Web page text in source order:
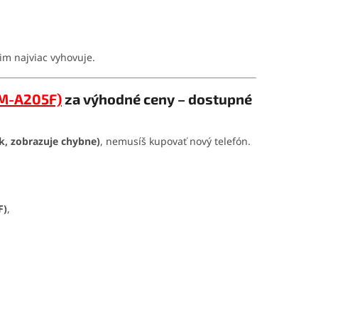
najviac vyhovuje.
A205F)za výhodné ceny – dostupné
zobrazuje chybne), nemusíš kupovať nový telefón.
,